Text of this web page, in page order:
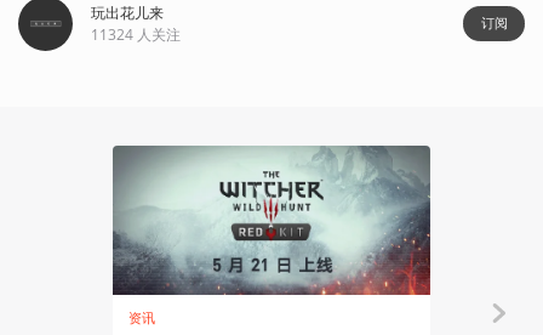
玩出花儿来
11324 人关注
订阅
资讯